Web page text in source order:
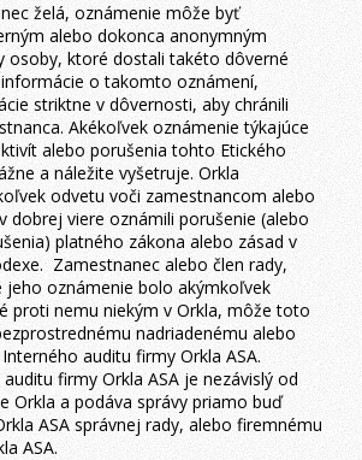
želá, oznámenie môže byť
alebo dokonca anonymným
osoby, ktoré dostali takéto dôverné
o takomto oznámení,
striktne v dôvernosti, aby chránili
Akékoľvek oznámenie týkajúce
alebo porušenia tohto Etického
a náležite vyšetruje. Orkla
odvetu voči zamestnancom alebo
dobrej viere oznámili porušenie (alebo
platného zákona alebo zásad v
Zamestnanec alebo člen rady,
jeho oznámenie bolo akýmkoľvek
proti nemu niekým v Orkla, môže toto
nadriadenému alebo
auditu firmy Orkla ASA.
firmy Orkla ASA je nezávislý od
Orkla a podáva správy priamo buď
ASA správnej rady, alebo firemnému
ASA.